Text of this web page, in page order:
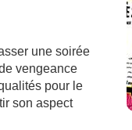
une soirée
vengeance
pour le
son aspect